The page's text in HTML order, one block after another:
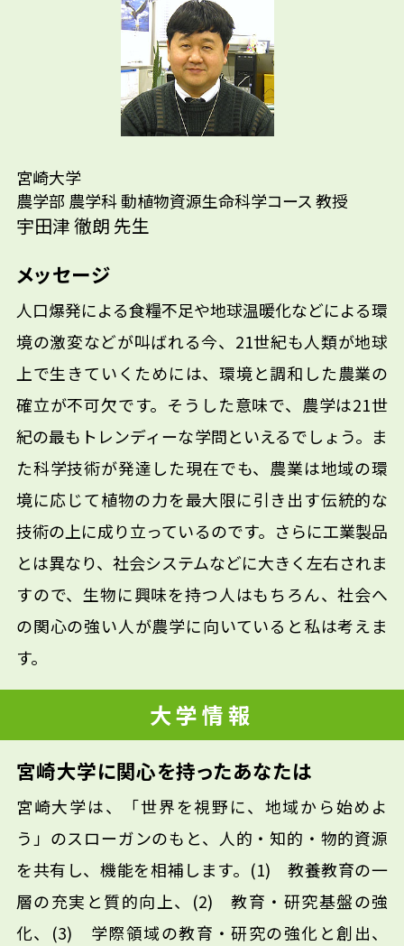
宮崎大学
農学部 農学科 動植物資源生命科学コース 教授
宇田津 徹朗 先生
メッセージ
人口爆発による食糧不足や地球温暖化などによる環
境の激変などが叫ばれる今、21世紀も人類が地球
上で生きていくためには、環境と調和した農業の
確立が不可欠です。そうした意味で、農学は21世
紀の最もトレンディーな学問といえるでしょう。ま
た科学技術が発達した現在でも、農業は地域の環
境に応じて植物の力を最大限に引き出す伝統的な
技術の上に成り立っているのです。さらに工業製品
とは異なり、社会システムなどに大きく左右されま
すので、生物に興味を持つ人はもちろん、社会へ
の関心の強い人が農学に向いていると私は考えま
す。
先輩たちはどんな仕事に携わって
いるの？
大学情報
宮崎大学に関心を持ったあなたは
宮崎大学は、「世界を視野に、地域から始めよ
う」のスローガンのもと、人的・知的・物的資源
を共有し、機能を相補します。(1) 教養教育の一
層の充実と質的向上、(2) 教育・研究基盤の強
化、(3) 学際領域の教育・研究の強化と創出、